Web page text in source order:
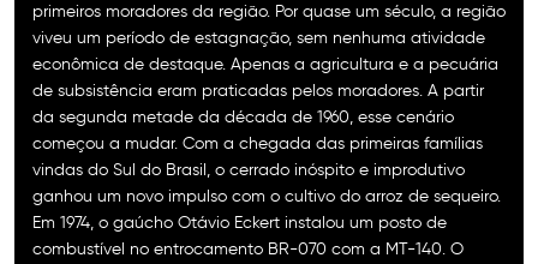
primeiros moradores da região. Por quase um século, a região
viveu um período de estagnação, sem nenhuma atividade
econômica de destaque. Apenas a agricultura e a pecuária
de subsistência eram praticadas pelos moradores. A partir
da segunda metade da década de 1960, esse cenário
começou a mudar. Com a chegada das primeiras famílias
vindas do Sul do Brasil, o cerrado inóspito e improdutivo
ganhou um novo impulso com o cultivo do arroz de sequeiro.
Em 1974, o gaúcho Otávio Eckert instalou um posto de
combustível no entrocamento BR-070 com a MT-140. O